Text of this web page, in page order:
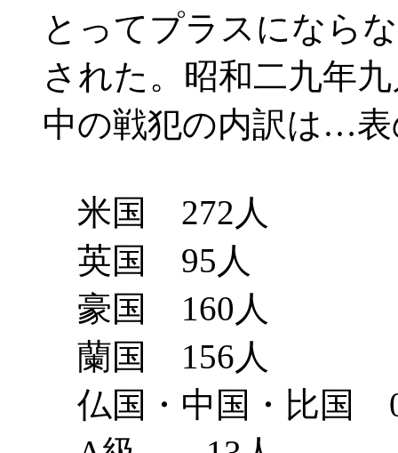
とってプラスになら
された。昭和二九年
中の戦犯の内訳は…
米国 272人
英国 95人
豪国 160人
蘭国 156人
仏国・中国・比国